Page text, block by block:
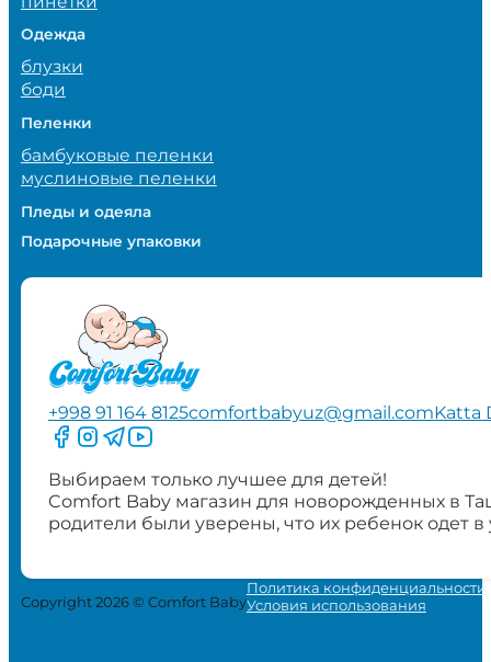
Одежда
блузки
боди
Пеленки
бамбуковые пеленки
муслиновые пеленки
Пледы и одеяла
Подарочные упаковки
+998 91 164 8125comfortbabyuz@gmail.comKatta
Следите за нами на Facebook
Следите за нами в Instagram
Следите за нами в Telegram
Следите за нами в YouTube
Выбираем только лучшее для детей!
Comfort Baby магазин для новорожденных в
родители были уверены, что их ребенок одет
Copyright 2026 © Comfort Baby
Политика конфиденциальности
Условия использования